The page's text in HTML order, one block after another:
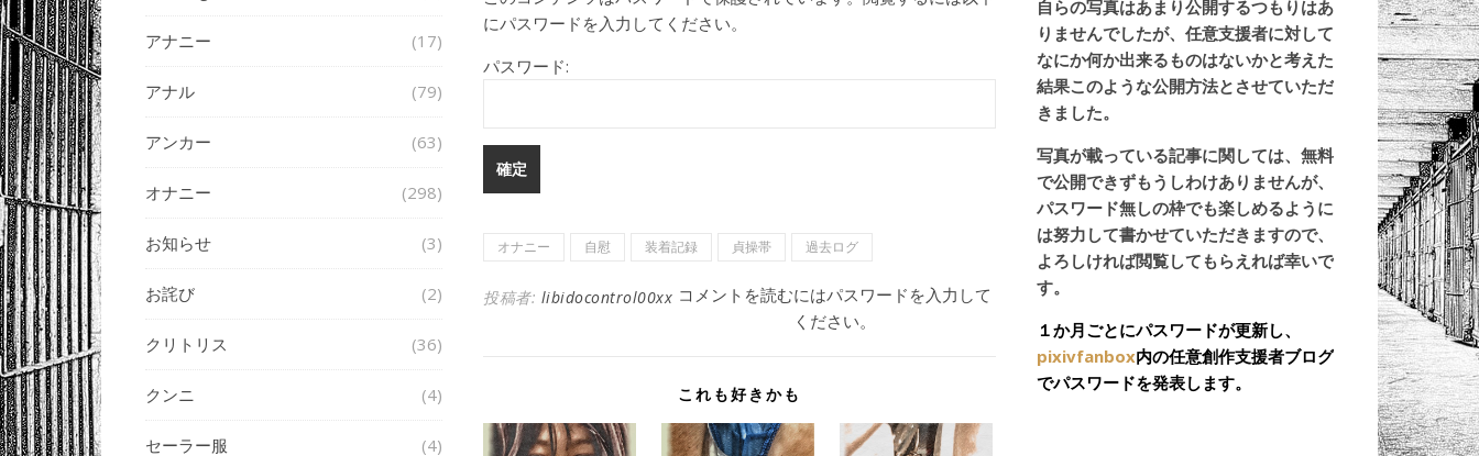
アナニー (17)
アナル (79)
アンカー (63)
オナニー (298)
お知らせ (3)
お詫び (2)
クリトリス (36)
クンニ (4)
セーラー服 (4)
にパスワードを入力してください。
パスワード:
オナニー 自慰 装着記録 貞操帯 過去ログ
投稿者: libidocontrol00xx コメントを読むにはパスワードを入力して
ください。
これも好きかも
自らの写真はあまり公開するつもりはあ
りませんでしたが、任意支援者に対して
なにか何か出来るものはないかと考えた
結果このような公開方法とさせていただ
きました。
写真が載っている記事に関しては、無料
で公開できずもうしわけありませんが、
パスワード無しの枠でも楽しめるように
は努力して書かせていただきますので、
よろしければ閲覧してもらえれば幸いで
す。
１か月ごとにパスワードが更新し、
pixivfanbox内の任意創作支援者ブログ
でパスワードを発表します。